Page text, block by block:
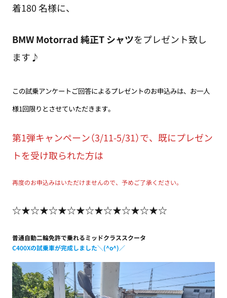
着180 名様に、
BMW Motorrad 純正T シャツをプレゼント致し
ます♪
この試乗アンケートご回答によるプレゼントのお申込みは、お一人
様1回限りとさせていただきます。
第1弾キャンペーン（3/11-5/31）で、既にプレゼン
トを受け取られた方は
再度のお申込みはいただけませんので、予めご了承ください。
☆★☆★☆★☆★☆★☆★☆★☆★☆
普通自動二輪免許で乗れるミッドクラススクータ
C400Xの試乗車が完成しました＼(^o^)／